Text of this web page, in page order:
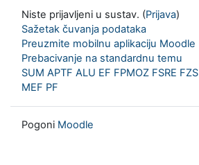
Niste prijavljeni u sustav. (Prijava)
Sažetak čuvanja podataka
Preuzmite mobilnu aplikaciju Moodle
Prebacivanje na standardnu temu
SUM APTF ALU EF FPMOZ FSRE FZS
MEF PF
Pogoni Moodle